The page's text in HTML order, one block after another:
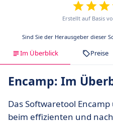
Erstellt auf Basis
Sind Sie der Herausgeber dieser
Im Überblick Preise
Encamp: Im
Das Softwaretool
beim effizienten und